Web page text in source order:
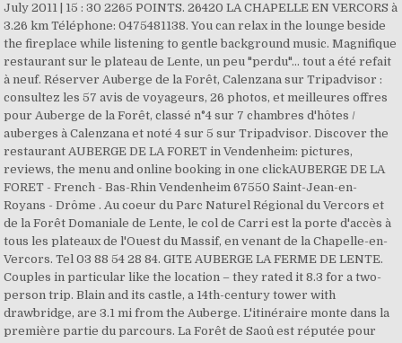
July 2011 | 15 : 30 2265 POINTS. 26420 LA CHAPELLE EN VERCORS à
3.26 km Téléphone: 0475481138. You can relax in the lounge beside
the fireplace while listening to gentle background music. Magnifique
restaurant sur le plateau de Lente, un peu "perdu"... tout a été refait
à neuf. Réserver Auberge de la Forêt, Calenzana sur Tripadvisor :
consultez les 57 avis de voyageurs, 26 photos, et meilleures offres
pour Auberge de la Forêt, classé n°4 sur 7 chambres d'hôtes /
auberges à Calenzana et noté 4 sur 5 sur Tripadvisor. Discover the
restaurant AUBERGE DE LA FORET in Vendenheim: pictures,
reviews, the menu and online booking in one clickAUBERGE DE LA
FORET - French - Bas-Rhin Vendenheim 67550 Saint-Jean-en-
Royans - Drôme . Au coeur du Parc Naturel Régional du Vercors et
de la Forêt Domaniale de Lente, le col de Carri est la porte d'accès à
tous les plateaux de l'Ouest du Massif, en venant de la Chapelle-en-
Vercors. Tel 03 88 54 28 84. GITE AUBERGE LA FERME DE LENTE.
Couples in particular like the location – they rated it 8.3 for a two-
person trip. Blain and its castle, a 14th-century tower with
drawbridge, are 3.1 mi from the Auberge. L'itinéraire monte dans la
première partie du parcours. La Forêt de Saoû est réputée pour